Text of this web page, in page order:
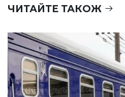
ЧИТАЙТЕ ТАКОЖ